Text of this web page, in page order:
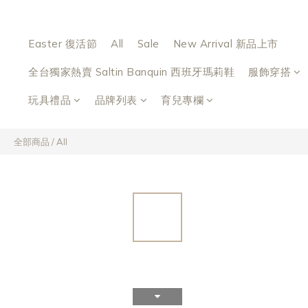
Easter 復活節 All Sale New Arrival 新品上市
全台獨家熱賣 Saltin Banquin 西班牙瑪莉鞋 服飾穿搭
玩具禮品 品牌列表 育兒專欄
全部商品 / All